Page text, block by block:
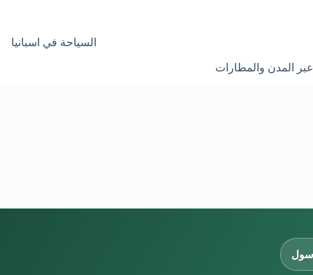
المدن والمطارات
السياحة في اسبانيا
سول